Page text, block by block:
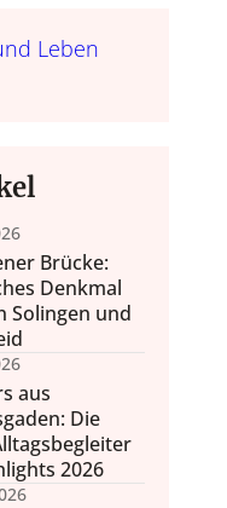
Deko
Alltagstipps,
Brücke:
Denkmal
Solingen und
aus
Die
2026